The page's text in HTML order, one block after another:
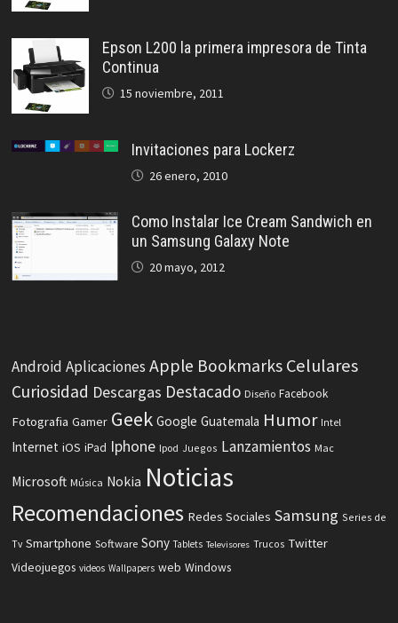
Epson L200 la primera impresora de Tinta
Continua
15 noviembre, 2011
Invitaciones para Lockerz
26 enero, 2010
Como Instalar Ice Cream Sandwich en
un Samsung Galaxy Note
20 mayo, 2012
Android Aplicaciones Apple Bookmarks Celulares
Curiosidad Descargas Destacado Diseño Facebook
Fotografia Gamer Geek Google Guatemala Humor Intel
Internet iOS iPad Iphone Ipod Juegos Lanzamientos Mac
Microsoft Música Nokia Noticias
Recomendaciones Redes Sociales Samsung Series de
Tv Smartphone Software Sony Tablets Televisores Trucos Twitter
Videojuegos videos Wallpapers web Windows